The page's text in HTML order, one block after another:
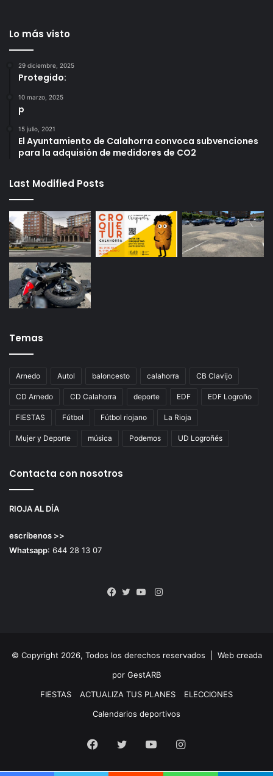
Lo más visto
29 diciembre, 2025
Protegido:
10 marzo, 2025
p
15 julio, 2021
El Ayuntamiento de Calahorra convoca subvenciones
para la adquisión de medidores de CO2
Last Modified Posts
Temas
Arnedo Autol baloncesto calahorra CB Clavijo
CD Arnedo CD Calahorra deporte EDF EDF Logroño
FIESTAS Fútbol Fútbol riojano La Rioja
Mujer y Deporte música Podemos UD Logroñés
Contacta con nosotros
RIOJA AL DÍA
escríbenos >>
Whatsapp: 644 28 13 07
Instagram
© Copyright 2026, Todos los derechos reservados | Web creada
por GestARB
FIESTAS
ACTUALIZA TUS PLANES
ELECCIONES
Calendarios deportivos
Facebook
Twitter YouTubeInstagram